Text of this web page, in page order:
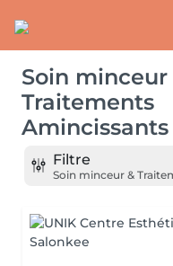
Soin minceur
Traitements
Amincissants
Filtre
Soin minceur &